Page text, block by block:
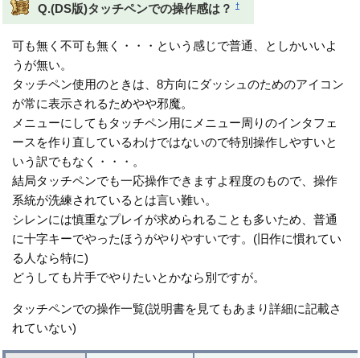
Q.(DS版)タッチペンでの操作感は？ †
可も無く不可も無く・・・という感じで普通、としかいいよ
うが無い。
タッチペン使用のときは、8方向にダッシュのためのアイコン
が常に表示されるためやや邪魔。
メニューにしてもタッチペン用にメニュー周りのインタフェ
ースを作り直しているわけではないので特別操作しやすいと
いう訳でもなく・・・。
結局タッチペンでも一応操作できますよ程度のもので、操作
系統が洗練されているとは言い難い。
シレンには慎重なプレイが求められることも多いため、普通
に十字キーでやったほうがやりやすいです。(旧作に慣れてい
る人なら特に)
どうしても片手でやりたいとかなら別ですが。
タッチペンでの操作一覧(説明書を見てもあまり詳細に記載さ
れていない)